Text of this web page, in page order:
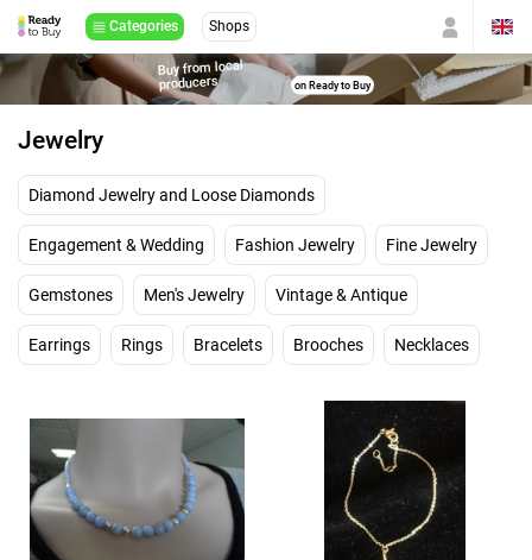
Categories Shops
Buy from local
producers on Ready to Buy
Jewelry
Diamond Jewelry and Loose Diamonds
Engagement & Wedding Fashion Jewelry Fine Jewelry
Gemstones Men's Jewelry Vintage & Antique
Earrings Rings Bracelets Brooches Necklaces